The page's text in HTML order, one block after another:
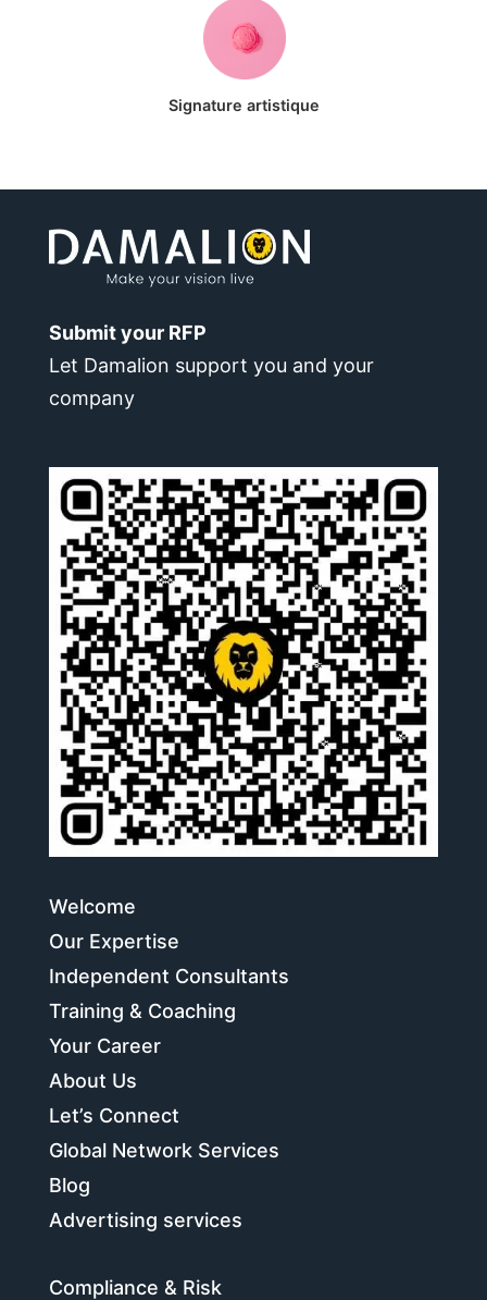
Signature artistique
Submit your RFP
Let Damalion support you and your
company
Welcome
Our Expertise
Independent Consultants
Training & Coaching
Your Career
About Us
Let’s Connect
Global Network Services
Blog
Advertising services
Compliance & Risk